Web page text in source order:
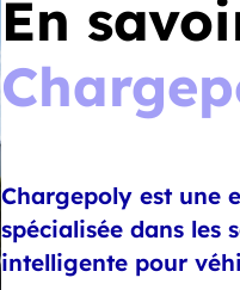
En
Chargepoly est une
spécialisée dans les
intelligente pour